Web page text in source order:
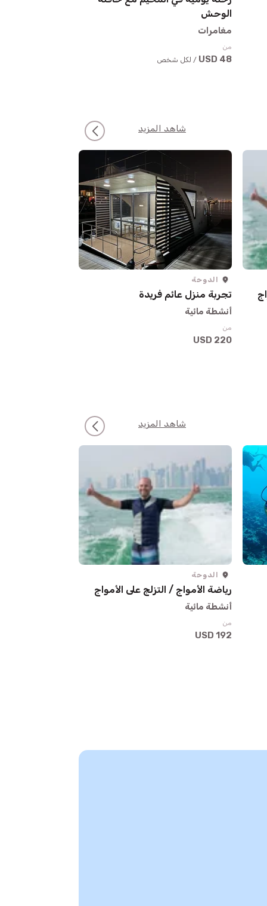
الوحش
مغامرات
من
48 USD / لكل شخص
شاهد المزيد
الدوحة
تجربة منزل عائم فريدة
أنشطة مائية
من
220 USD
شاهد المزيد
الدوحة
رياضة الأمواج / التزلج على الأمواج
أنشطة مائية
من
192 USD